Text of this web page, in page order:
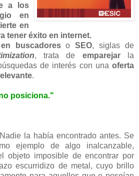
a los
en
en
tener éxito en internet.
buscadoresoSEO, siglas de
, trata de emparejarla
de interés con una oferta
.
posiciona."
la había encontrado antes. Se
ejemplo de algo inalcanzable,
objeto imposible de encontrar por
escurridizo de metal, cuyo brillo